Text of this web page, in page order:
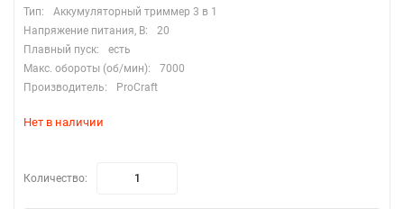
Тип:
Аккумуляторный триммер 3 в 1
Напряжение питания, В:
20
Плавный пуск:
есть
Макс. обороты (об/мин):
7000
Производитель:
ProCraft
Нет в наличии
Количество: